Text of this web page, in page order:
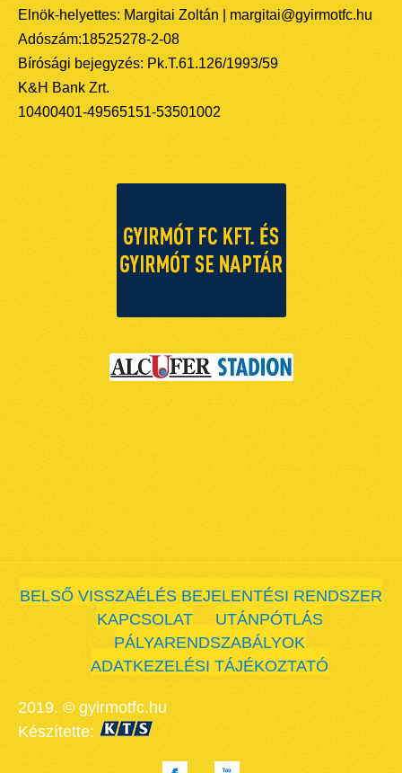
Elnök-helyettes: Margitai Zoltán | margitai@gyirmotfc.hu
Adószám:18525278-2-08
Bírósági bejegyzés: Pk.T.61.126/1993/59
K&H Bank Zrt.
10400401-49565151-53501002
BELSŐ VISSZAÉLÉS BEJELENTÉSI RENDSZER
KAPCSOLAT
UTÁNPÓTLÁS
PÁLYARENDSZABÁLYOK
ADATKEZELÉSI TÁJÉKOZTATÓ
2019. © gyirmotfc.hu
Készítette: